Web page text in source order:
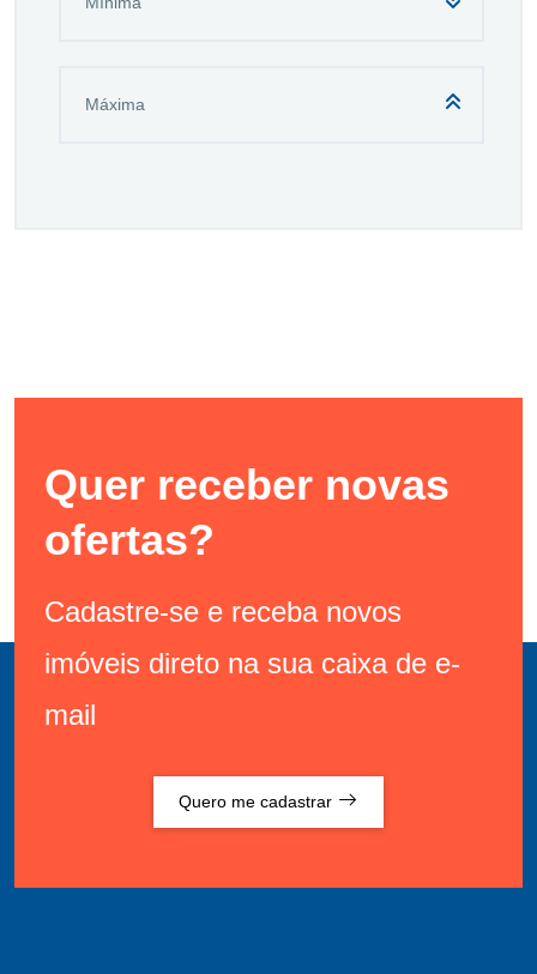
Quer receber novas
ofertas?
Cadastre-se e receba novos
imóveis direto na sua caixa de e-
mail
Quero me cadastrar